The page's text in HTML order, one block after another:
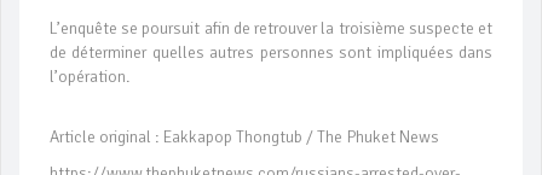
L’enquête se poursuit afin de retrouver la troisième suspecte et
de déterminer quelles autres personnes sont impliquées dans
l’opération.
Article original : Eakkapop Thongtub / The Phuket News